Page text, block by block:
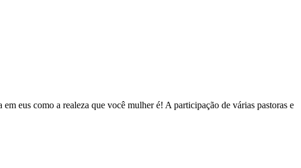
eus como a realeza que você mulher é! A participação de várias pastoras e